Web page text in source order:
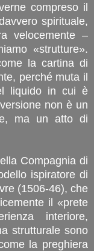
compreso il
spirituale,
velocemente –
«strutture».
la cartina di
perché muta il
liquido in cui è
non è un
ma un atto di
Compagnia di
ispiratore di
(1506-46), che
il «prete
interiore,
strutturale sono
la preghiera